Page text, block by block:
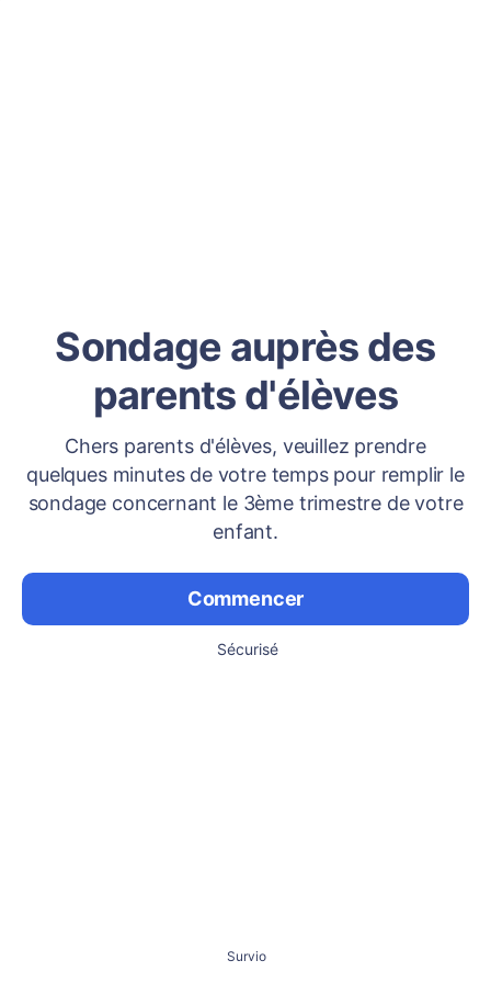
Sondage auprès des
parents d'élèves
Chers parents d'élèves, veuillez prendre
quelques minutes de votre temps pour remplir le
sondage concernant le 3ème trimestre de votre
enfant.
Commencer
Sécurisé
Survio